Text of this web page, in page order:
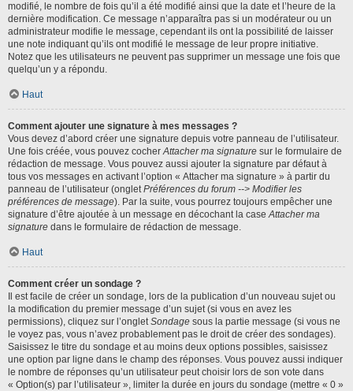
modifié, le nombre de fois qu’il a été modifié ainsi que la date et l’heure de la
dernière modification. Ce message n’apparaîtra pas si un modérateur ou un
administrateur modifie le message, cependant ils ont la possibilité de laisser
une note indiquant qu’ils ont modifié le message de leur propre initiative.
Notez que les utilisateurs ne peuvent pas supprimer un message une fois que
quelqu’un y a répondu.
Haut
Comment ajouter une signature à mes messages ?
Vous devez d’abord créer une signature depuis votre panneau de l’utilisateur.
Une fois créée, vous pouvez cocherAttacher ma signature sur le formulaire de
rédaction de message. Vous pouvez aussi ajouter la signature par défaut à
tous vos messages en activant l’option « Attacher ma signature » à partir du
panneau de l’utilisateur (ongletPréférences du forum --> Modifier les
préférences de message). Par la suite, vous pourrez toujours empêcher une
signature d’être ajoutée à un message en décochant la caseAttacher ma
signature dans le formulaire de rédaction de message.
Haut
Comment créer un sondage ?
Il est facile de créer un sondage, lors de la publication d’un nouveau sujet ou
la modification du premier message d’un sujet (si vous en avez les
permissions), cliquez sur l’ongletSondage sous la partie message (si vous ne
le voyez pas, vous n’avez probablement pas le droit de créer des sondages).
Saisissez le titre du sondage et au moins deux options possibles, saisissez
une option par ligne dans le champ des réponses. Vous pouvez aussi indiquer
le nombre de réponses qu’un utilisateur peut choisir lors de son vote dans
« Option(s) par l’utilisateur », limiter la durée en jours du sondage (mettre « 0 »